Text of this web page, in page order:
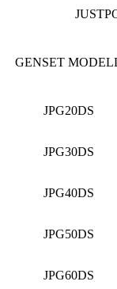
GENSET
JPG20DS
JPG30DS
JPG40DS
JPG50DS
JPG60DS